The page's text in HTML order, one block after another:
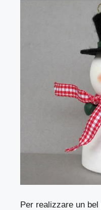
Per realizzare un bel